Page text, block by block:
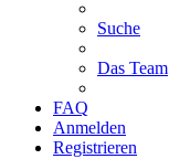
Suche
Das Team
FAQ
Anmelden
Registrieren